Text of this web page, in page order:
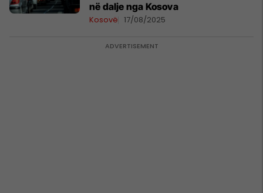
në dalje nga Kosova
Kosovë 17/08/2025